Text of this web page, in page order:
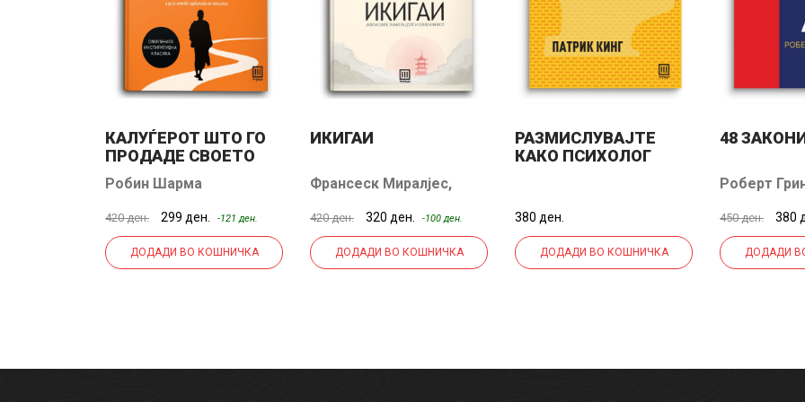
КАЛУЃЕРОТ ШТО ГО
ПРОДАДЕ СВОЕТО
ФЕРАРИ
Робин Шарма
420 ден. 299 ден. -121 ден.
ДОДАДИ ВО КОШНИЧКА
ИКИГАИ
Франсеск Миралјес,
420 ден. 320 ден. -100 ден.
ДОДАДИ ВО КОШНИЧКА
РАЗМИСЛУВАЈТЕ
КАКО ПСИХОЛОГ
380 ден.
ДОДАДИ ВО КОШНИЧКА
48
Роберт
450 ден. 380
ДОДАДИ